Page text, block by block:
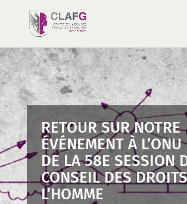
RETOUR SUR NOTRE
ÉVÉNEMENT À L’ONU
DE LA 58E SESSION
CONSEIL DES
L’HOMME